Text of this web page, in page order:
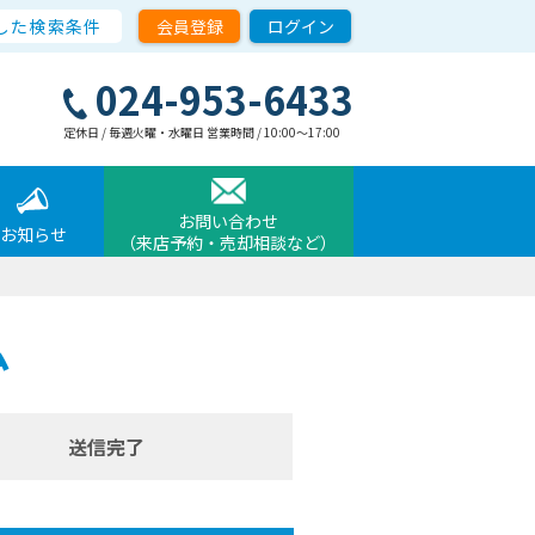
た検索条件 会員登録 ログイン
024-953-6433
定休日 / 毎週火曜・水曜日 営業時間 / 10:00〜17:00
お知らせ
お問い合わせ
（来店予約・売却相談など）
送信完了